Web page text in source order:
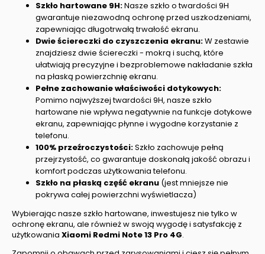
Szkło hartowane 9H:Nasze szkło o twardości 9H
gwarantuje niezawodną ochronę przed uszkodzeniami,
zapewniając długotrwałą trwałość ekranu.
Dwie ściereczki do czyszczenia ekranu:W zestawie
znajdziesz dwie ściereczki - mokrą i suchą, które
ułatwiają precyzyjne i bezproblemowe nakładanie szkła
na płaską powierzchnię ekranu.
Pełne zachowanie właściwości dotykowych:
Pomimo najwyższej twardości 9H, nasze szkło
hartowane nie wpływa negatywnie na funkcje dotykowe
ekranu, zapewniając płynne i wygodne korzystanie z
telefonu.
100% przeźroczystości:Szkło zachowuje pełną
przejrzystość, co gwarantuje doskonałą jakość obrazu i
komfort podczas użytkowania telefonu.
Szkło na płaską część ekranu (jest mniejsze nie
pokrywa całej powierzchni wyświetlacza)
Wybierając nasze szkło hartowane, inwestujesz nie tylko w
ochronę ekranu, ale również w swoją wygodę i satysfakcję z
użytkowania Xiaomi Redmi Note 13 Pro 4G.